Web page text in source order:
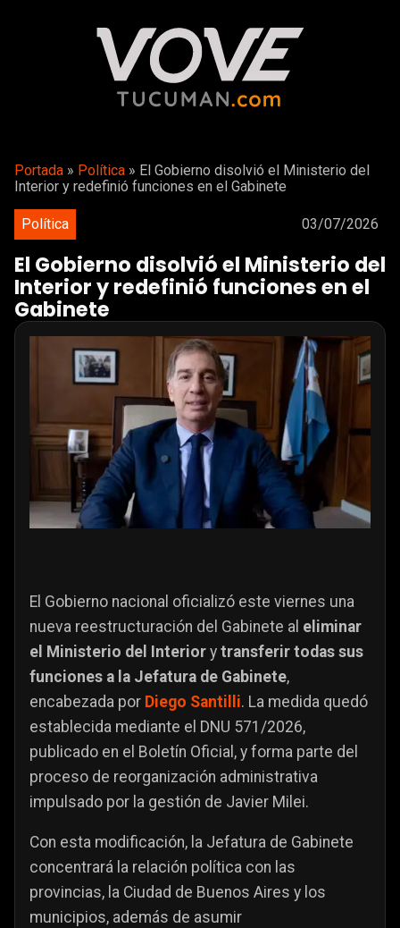
Portada » Política » El Gobierno disolvió el Ministerio del
Interior y redefinió funciones en el Gabinete
Política 03/07/2026
El Gobierno disolvió el Ministerio del
Interior y redefinió funciones en el
Gabinete
El Gobierno nacional oficializó este viernes una
nueva reestructuración del Gabinete al eliminar
el Ministerio del Interior y transferir todas sus
funciones a la Jefatura de Gabinete,
encabezada por Diego Santilli. La medida quedó
establecida mediante el DNU 571/2026,
publicado en el Boletín Oficial, y forma parte del
proceso de reorganización administrativa
impulsado por la gestión de Javier Milei.
Con esta modificación, la Jefatura de Gabinete
concentrará la relación política con las
provincias, la Ciudad de Buenos Aires y los
municipios, además de asumir